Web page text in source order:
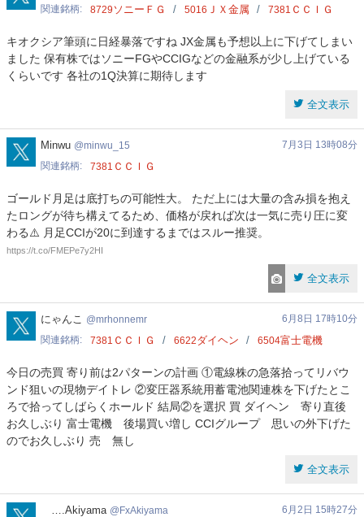
関連銘柄
8729 ソニーＦＧ 5016 ＪＸ金属 7381 ＣＣＩＧ
キオクシア筆頭に日経暴落ですね JX金属も予想以上に下げてしまい
ました 保有株ではソニーFGやCCIGなどの金融系が少し上げている
くらいです 各社の1Q決算に期待します
全文表示
minwu_15
Minwu minwu_15
7月3日 13時08分
関連銘柄
7381 ＣＣＩＧ
ゴールド月足は底打ちの可能性大。 ただ上には大量の含み損を抱え
たロングが待ち構えてるため、価格が戻れば次は一気に売り圧に変
わる⚠️ 月足CCIが20に到達するまではスルー推奨。
https://t.co/FMEPe7y2HI
全文表示
mrhonnemr
にゃんこ mrhonnemr
6月8日 17時10分
関連銘柄
7381 ＣＣＩＧ 6622ダイヘン 6504富士電機
今日の売買 寄り前は2パターンの計画 ①電線株の急落拾ってリバウ
ンド狙いの現物デイトレ ②変圧器系統用蓄電池関連株を下げたとこ
ろで拾ってしばらくホールド 結局②を選択 買 ダイヘン 寄り直後
お久しぶり 富士電機 後場買い増し CCIグループ 思いの外下げた
のでお久しぶり 売 無し
全文表示
FxAkiyama
….Akiyama FxAkiyama
6月2日 15時27分